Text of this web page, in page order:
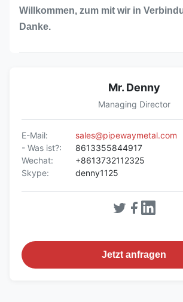
Willkommen, zum mit wir in
Danke.
Mr. Denny
Managing Director
E-Mail:
sales@pipewaymetal.com
- Was ist?:
8613355844917
Wechat:
+8613732112325
Skype:
denny1125
Jetzt anfragen